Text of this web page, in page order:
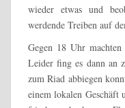
wieder etwas und
werdende Treiben auf
Gegen 18 Uhr
Leider fing es dann an
zum Riad abbiegen
einem lokalen Geschäft